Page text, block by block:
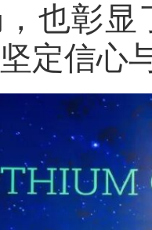
也彰显
定信心